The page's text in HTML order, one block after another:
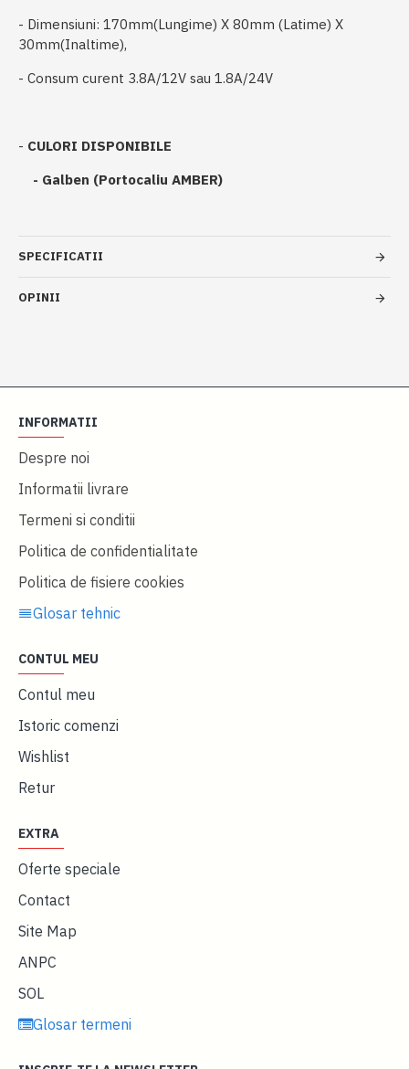
- Dimensiuni: 170mm(Lungime) X 80mm (Latime) X
30mm(Inaltime),
- Consum curent 3.8A/12V sau 1.8A/24V
- CULORI DISPONIBILE
- Galben (Portocaliu AMBER)
SPECIFICATII
OPINII
INFORMATII
Despre noi
Informatii livrare
Termeni si conditii
Politica de confidentialitate
Politica de fisiere cookies
Glosar tehnic
CONTUL MEU
Contul meu
Istoric comenzi
Wishlist
Retur
EXTRA
Oferte speciale
Contact
Site Map
ANPC
SOL
Glosar termeni